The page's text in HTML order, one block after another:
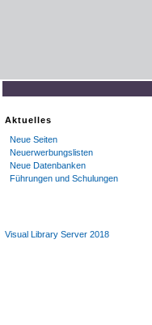
Aktuelles
Neue Seiten
Neuerwerbungslisten
Neue Datenbanken
Führungen und Schulungen
Visual Library Server 2018